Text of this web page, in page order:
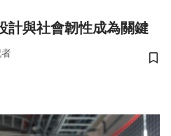
計與社會韌性成為關鍵
儲